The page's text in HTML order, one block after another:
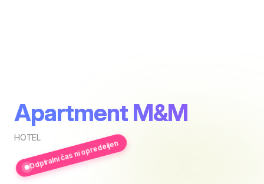
Apartment M&M
HOTEL
Odpiralni čas ni opredeljen